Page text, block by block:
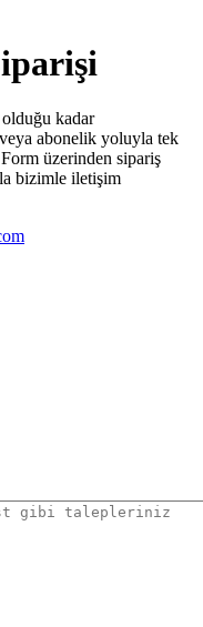
olduğu kadar
abonelik yoluyla tek
üzerinden sipariş
bizimle iletişim